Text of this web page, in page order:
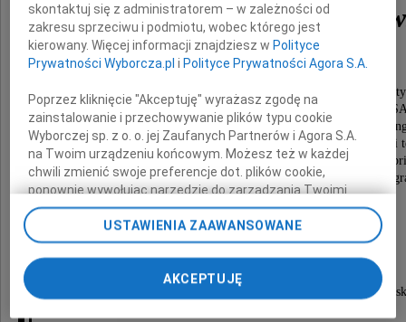
Bogdan Maciej
wybitny uczony w zakresie elektroniki i
wykładowca akademicki w Polsce, Japonii i
Fellow IEEE (Institute of Electrical and Electronic
członek wielu międzynarodowych organizacji naukowych i
Doktor Honoris Causa Anglia Ruskin University,
członek honorowy Węgierskiej Akademii Nauk, członek
Odznaczony Krzyżem Komandorskim
Orderu Zasługi Rzeczypospolitej Polskiej
Uroczystości pogrzebowe rozpoczną się
22 maja 2026 roku o godzinie 10.00
w domu pogrzebowym na cmentarzu Powązki
skontaktuj się z administratorem – w zależności od
zakresu sprzeciwu i podmiotu, wobec którego jest
kierowany. Więcej informacji znajdziesz w Polityce
Prywatności Wyborcza.pl i Polityce Prywatności Agora S.A.
Poprzez kliknięcie "Akceptuję" wyrażasz zgodę na
zainstalowanie i przechowywanie plików typu cookie
Wyborczej sp. z o. o. jej Zaufanych Partnerów i Agora S.A.
na Twoim urządzeniu końcowym. Możesz też w każdej
chwili zmienić swoje preferencje dot. plików cookie,
ponownie wywołując narzędzie do zarządzania Twoimi
preferencjami dot. przetwarzania danych poprzez
odnośnik „Ustawienia prywatności” w stopce serwisu i
przechodząc do sekcji „Ustawienia zaawansowane”.
Zmiana ustawień plików cookie możliwa jest także za
pomocą ustawień przeglądarki.
My, nasi Zaufani Partnerzy i Agora S.A. możemy
USTAWIENIA ZAAWANSOWANE
AKCEPTUJĘ